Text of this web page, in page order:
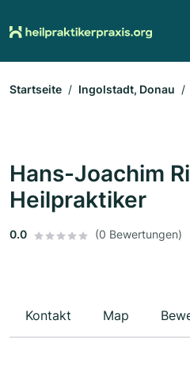
Startseite Ingolstadt, Donau
Hans-Joachim
Heilpraktiker
0.0 (0 Bewertungen)
Kontakt Map